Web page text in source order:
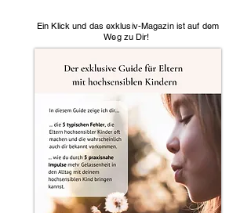
Ein Klick und das exklusiv-Magazin ist auf dem
Weg zu Dir!